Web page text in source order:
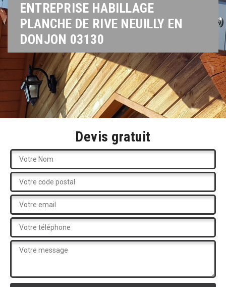
ENTREPRISE HABILLAGE
PLANCHE DE RIVE NEUILLY EN
DONJON 03130
Devis gratuit